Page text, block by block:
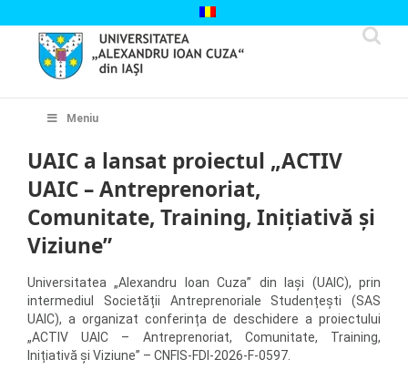
to
content
Meniu
UAIC a lansat proiectul „ACTIV
UAIC – Antreprenoriat,
Comunitate, Training, Inițiativă și
Viziune”
Universitatea „Alexandru Ioan Cuza” din Iași (UAIC), prin
intermediul Societății Antreprenoriale Studențești (SAS
UAIC), a organizat conferința de deschidere a proiectului
„ACTIV UAIC – Antreprenoriat, Comunitate, Training,
Inițiativă și Viziune” – CNFIS-FDI-2026-F-0597.